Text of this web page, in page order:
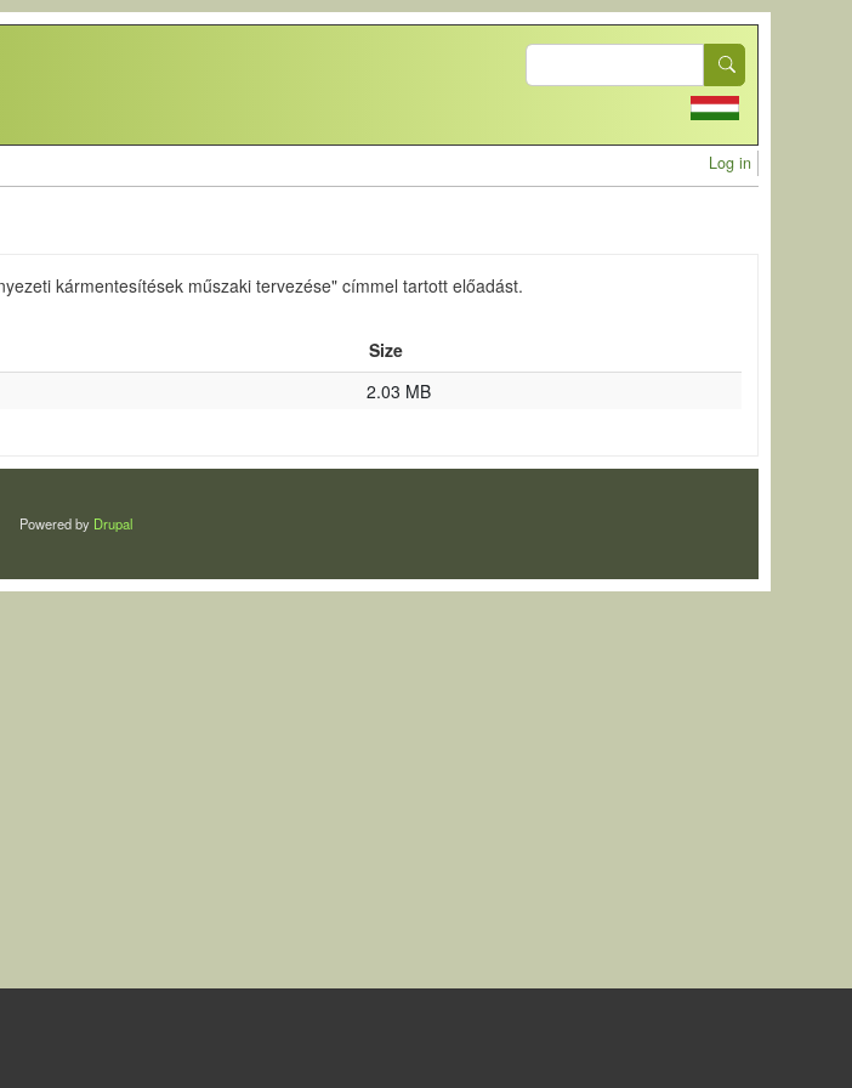
Search
User
Log in
kármentesítések műszaki tervezése" címmel tartott előadást.
Size
2.03 MB
Powered by Drupal